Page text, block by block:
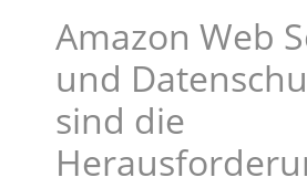
Amazon Web
und
sind die